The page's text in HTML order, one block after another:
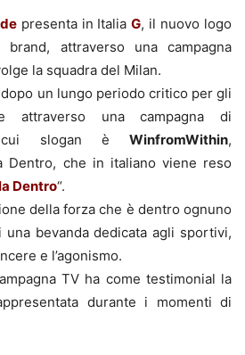
presenta in ItaliaG, il nuovo logo
attraverso una campagna
la squadra del Milan.
un lungo periodo critico per gli
attraverso una campagna di
cui slogan è WinfromWithin,
Dentro, che in italiano viene reso
Dentro“.
della forza che è dentro ognuno
bevanda dedicata agli sportivi,
e l’agonismo.
TV ha come testimonial la
durante i momenti di